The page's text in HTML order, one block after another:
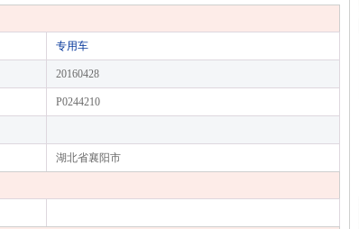
专用车
20160428
P0244210
湖北省襄阳市